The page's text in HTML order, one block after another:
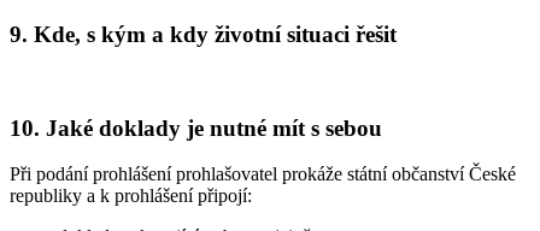
9. Kde, s kým a kdy životní situaci řešit
10. Jaké doklady je nutné mít s sebou
Při podání prohlášení prohlašovatel prokáže státní občanství České
republiky a k prohlášení připojí: